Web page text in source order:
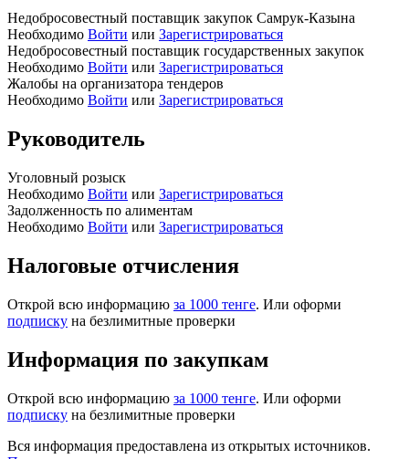
Недобросовестный поставщик закупок Самрук-Казына
Необходимо Войти или Зарегистрироваться
Недобросовестный поставщик государственных закупок
Необходимо Войти или Зарегистрироваться
Жалобы на организатора тендеров
Необходимо Войти или Зарегистрироваться
Руководитель
Уголовный розыск
Необходимо Войти или Зарегистрироваться
Задолженность по алиментам
Необходимо Войти или Зарегистрироваться
Налоговые отчисления
Открой всю информацию за 1000 тенге. Или оформи
подписку на безлимитные проверки
Информация по закупкам
Открой всю информацию за 1000 тенге. Или оформи
подписку на безлимитные проверки
Вся информация предоставлена из открытых источников.